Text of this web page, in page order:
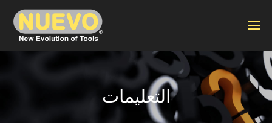
التعليمات